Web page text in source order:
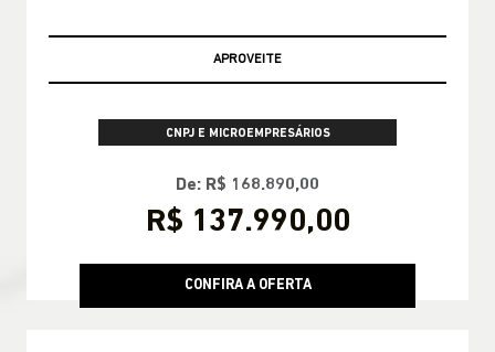
OPORTUNIDADE
CNPJ E MICROEMPRESÁRIOS
De: R$ 168.890,00
R$ 137.990,00
CONFIRA A OFERTA